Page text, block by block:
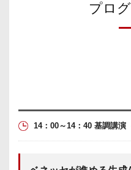
プロ
14：00～14：40 基調講演